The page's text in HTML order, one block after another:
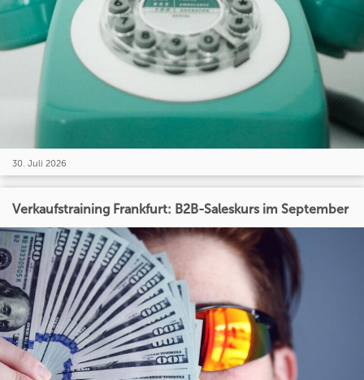
30. Juli 2026
Verkaufstraining Frankfurt: B2B-Saleskurs im September